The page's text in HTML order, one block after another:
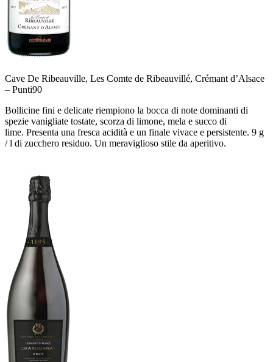
Cave De Ribeauville, Les Comte de Ribeauvillé, Crémant d’Alsace
– Punti90
Bollicine fini e delicate riempiono la bocca di note dominanti di
spezie vanigliate tostate, scorza di limone, mela e succo di
lime. Presenta una fresca acidità e un finale vivace e persistente. 9 g
/ l di zucchero residuo. Un meraviglioso stile da aperitivo.